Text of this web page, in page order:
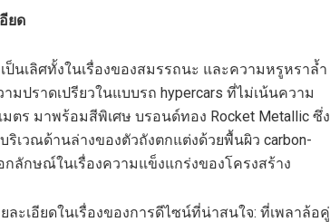
ยด
นเลิศทั้งในเรื่องของสมรรถนะ และความหรูหราล้ำ
ปราดเปรียวในแบบรถ hypercars ที่ไม่เน้นความ
ตร มาพร้อมสีพิเศษ บรอนด์ทอง Rocket Metallic ซึ่ง
เวณด้านล่างของตัวถังตกแต่งด้วยพื้นผิว carbon-
ลักษณ์ในเรื่องความแข็งแกร่งของโครงสร้าง
ะเอียดในเรื่องของการดีไซน์ที่น่าสนใจ: ที่เพลาล้อคู่